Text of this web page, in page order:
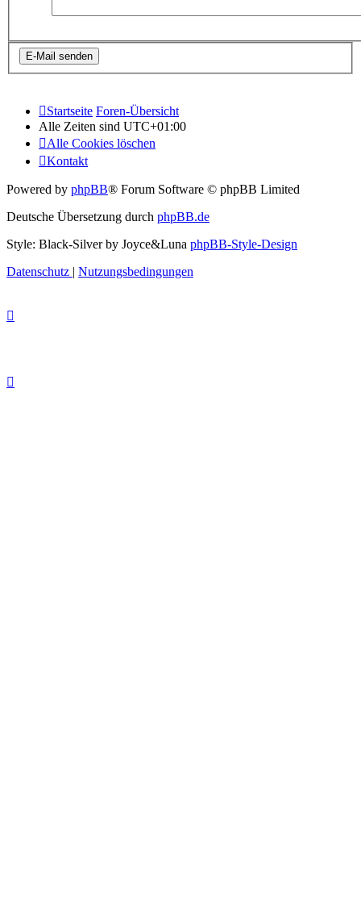
Startseite Foren-Übersicht
Alle Zeiten sind UTC+01:00
Alle Cookies löschen
Kontakt
Powered by phpBB® Forum Software © phpBB Limited
Deutsche Übersetzung durch phpBB.de
Style: Black-Silver by Joyce&Luna phpBB-Style-Design
Datenschutz | Nutzungsbedingungen